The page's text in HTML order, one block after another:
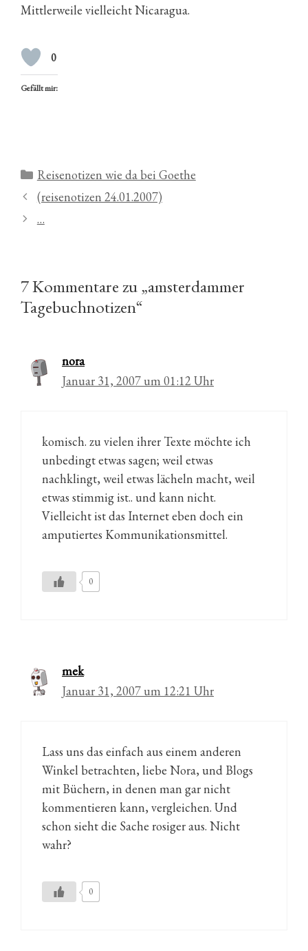
Mittlerweile vielleicht Nicaragua.
0
Gefällt mir:
Kategorien
Reisenotizen wie da bei Goethe
(reisenotizen 24.01.2007)
…
7 Kommentare zu „amsterdammer
Tagebuchnotizen“
nora
Januar 31, 2007 um 01:12 Uhr
komisch. zu vielen ihrer Texte möchte ich
unbedingt etwas sagen; weil etwas
nachklingt, weil etwas lächeln macht, weil
etwas stimmig ist.. und kann nicht.
Vielleicht ist das Internet eben doch ein
amputiertes Kommunikationsmittel.
0
mek
Januar 31, 2007 um 12:21 Uhr
Lass uns das einfach aus einem anderen
Winkel betrachten, liebe Nora, und Blogs
mit Büchern, in denen man gar nicht
kommentieren kann, vergleichen. Und
schon sieht die Sache rosiger aus. Nicht
wahr?
0